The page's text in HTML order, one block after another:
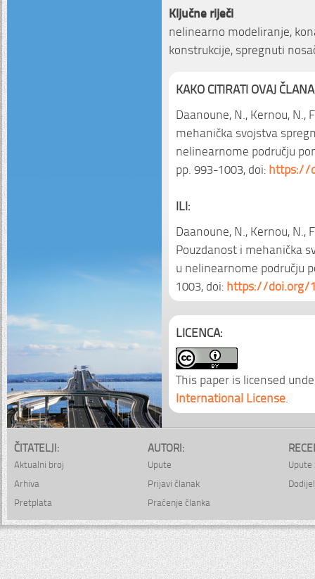
Ključne riječi
nelinearno modeliranje,
konstrukcije, spregnuti
KAKO CITIRATI OVAJ
Daanoune, N., Kernou, N.,
mehanička svojstva
nelinearnome području
pp. 993-1003, doi:https://
ILI:
Daanoune, N., Kernou, N.,
Pouzdanost i mehanička
u nelinearnome području
1003, doi:https://doi.org/
LICENCA:
This paper is licensed
International License
ČITATELJI:
Aktualni broj
Arhiva
Pretplata
AUTORI:
Upute
Prijavi članak
Praćenje članka
Upute